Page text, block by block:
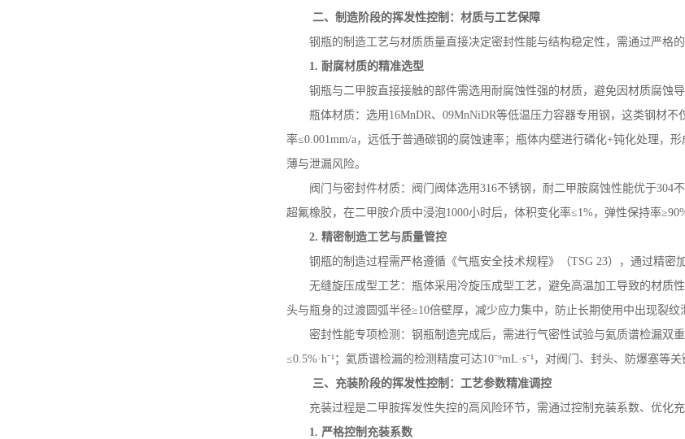
二、制造阶段的挥发性控制：材质与工艺保障
钢瓶的制造工艺与材质质量直接决定密封性能与结构稳定性，需通过严格
1. 耐腐材质的精准选型
钢瓶与二甲胺直接接触的部件需选用耐腐蚀性强的材质，避免因材质腐蚀
瓶体材质：选用 16MnDR、 09MnNiDR等低温压力容器专用钢，这类钢材不
率≤0.001mm/a，远低于普通碳钢的腐蚀速率；瓶体内壁进行磷化+钝化处理，
薄与泄漏风险。
阀门与密封件材质：阀门阀体选用316不锈钢，耐二甲胺腐蚀性能优于304
超氟橡胶，在二甲胺介质中浸泡1000小时后，体积变化率≤1%，弹性保持率≥
2.精密制造工艺与质量管控
钢瓶的制造过程需严格遵循《气瓶安全技术规程》（TSG 23），通过精密
无缝旋压成型工艺：瓶体采用冷旋压成型工艺，避免高温加工导致的材质
头与瓶身的过渡圆弧半径≥10倍壁厚，减少应力集中，防止长期使用中出现裂纹
密封性能专项检测：钢瓶制造完成后，需进行气密性试验与氦质谱检漏双
≤0.5%·h⁻¹；氦质谱检漏的检测精度可达10⁻⁹mL·s⁻¹，对阀门、封头、防爆塞等
三、充装阶段的挥发性控制：工艺参数精准调控
充装过程是二甲胺挥发性失控的高风险环节，需通过控制充装系数、优化
1. 严格控制充装系数